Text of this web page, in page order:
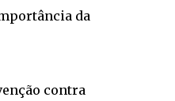
da
contra